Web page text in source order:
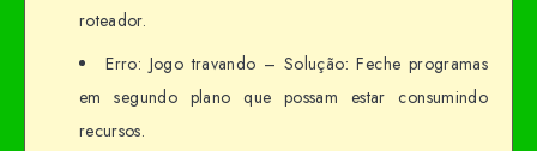
roteador.
Erro: Jogo travando – Solução: Feche programas
em segundo plano que possam estar consumindo
recursos.